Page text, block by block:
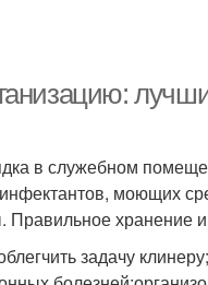
в служебном
моющих
хранение
задачу